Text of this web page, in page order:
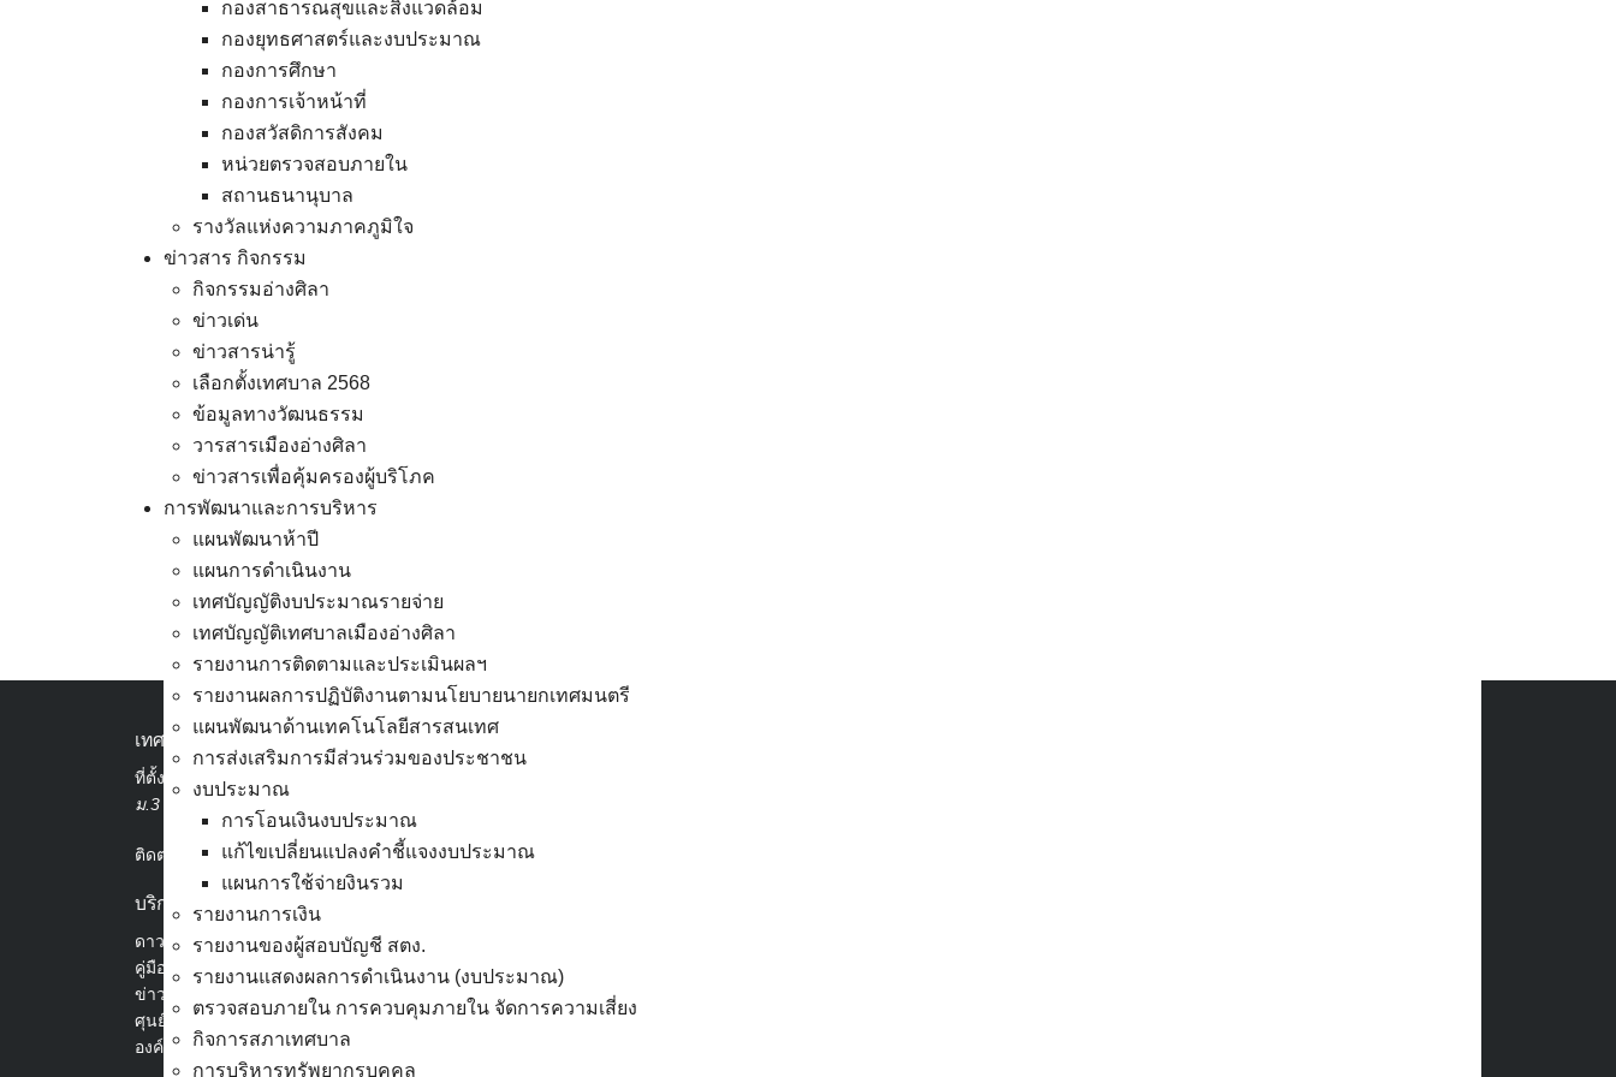
กองสาธารณสุขและสิ่งแวดล้อม
กองยุทธศาสตร์และงบประมาณ
กองการศึกษา
กองการเจ้าหน้าที่
กองสวัสดิการสังคม
หน่วยตรวจสอบภายใน
สถานธนานุบาล
รางวัลแห่งความภาคภูมิใจ
ข่าวสาร กิจกรรม
กิจกรรมอ่างศิลา
ข่าวเด่น
ข่าวสารน่ารู้
เลือกตั้งเทศบาล 2568
ข้อมูลทางวัฒนธรรม
วารสารเมืองอ่างศิลา
ข่าวสารเพื่อคุ้มครองผู้บริโภค
การพัฒนาและการบริหาร
แผนพัฒนาห้าปี
แผนการดำเนินงาน
เทศบัญญัติงบประมาณรายจ่าย
เทศบัญญัติเทศบาลเมืองอ่างศิลา
รายงานการติดตามและประเมินผลฯ
รายงานผลการปฏิบัติงานตามนโยบายนายกเทศมนตรี
แผนพัฒนาด้านเทคโนโลยีสารสนเทศ
การส่งเสริมการมีส่วนร่วมของประชาชน
งบประมาณ
การโอนเงินงบประมาณ
แก้ไขเปลี่ยนแปลงคำชี้แจงงบประมาณ
แผนการใช้จ่ายงินรวม
รายงานการเงิน
รายงานของผู้สอบบัญชี สตง.
รายงานแสดงผลการดำเนินงาน (งบประมาณ)
ตรวจสอบภายใน การควบคุมภายใน จัดการความเสี่ยง
กิจการสภาเทศบาล
การบริหารทรัพยากรบุคคล
แผนจัดซื้อจัดจ้างเพิ่มเติม
เทศบาลเมืองอ่างศิลา
ที่ตั้ง :
สำนักงานเทศบาลเมืองอ่างศิลา 90/338
ม.3 ต.เสม็ด อ.เมือง จ.ชลบุรี 20000
ติดต่อ : 038-142-100-104
บริการประชาชน
ดาวน์โหลดแบบฟอร์ม, เอกสาร
คู่มือสำหรับประชาชน/คู่มือการปฏิบัติงาน
ข่าวสารน่ารู้
ศุนย์ข้อมูลข่าวสารอิเล็กทรอนิกส์
องค์ความรู้ (Knowledge Management)